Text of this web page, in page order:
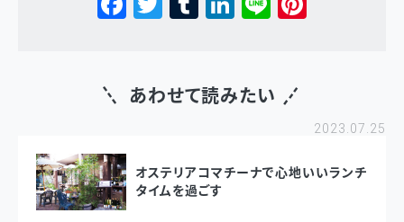
あわせて読みたい
オステリアコマチーナで心地いいランチ
タイムを過ごす
2023.07.25